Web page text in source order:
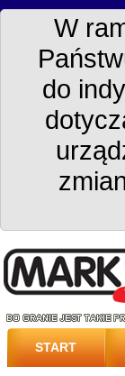
W
do
START